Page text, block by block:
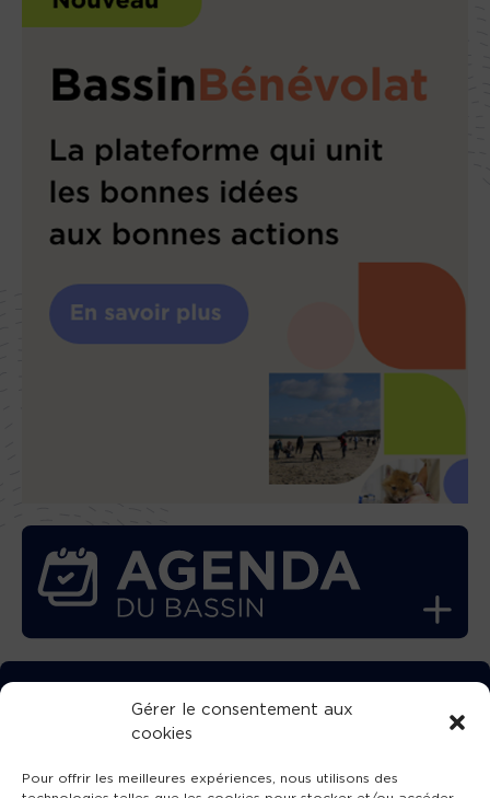
Gérer le consentement aux
cookies
Pour offrir les meilleures expériences, nous utilisons des
TÉLÉCHARGEZ GRATUITEMENT
L’APPLICATION TVBA !